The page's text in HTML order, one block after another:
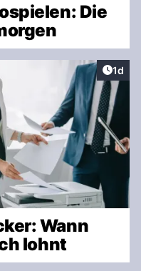
Die
1d
Wann
lohnt